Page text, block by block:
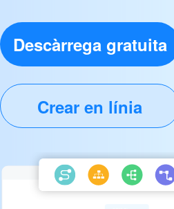
Descàrrega gratuita
Crear en línia